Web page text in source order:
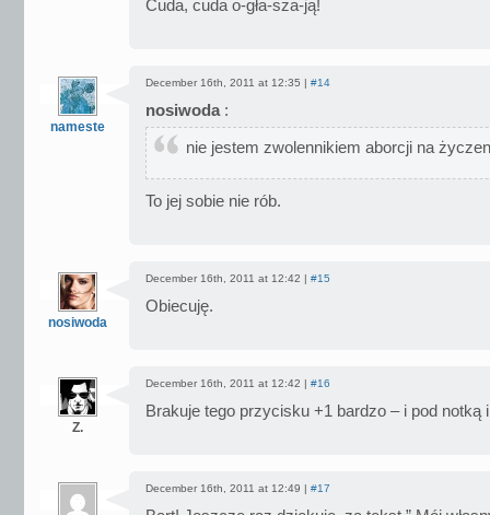
Cuda, cuda o-gła-sza-ją!
nameste
December 16th, 2011 at 12:35 | #14
nosiwoda :
nie jestem zwolennikiem aborcji na
To jej sobie nie rób.
nosiwoda
December 16th, 2011 at 12:42 | #15
Obiecuję.
Z.
December 16th, 2011 at 12:42 | #16
Brakuje tego przycisku +1 bardzo – i pod notką
December 16th, 2011 at 12:49 | #17